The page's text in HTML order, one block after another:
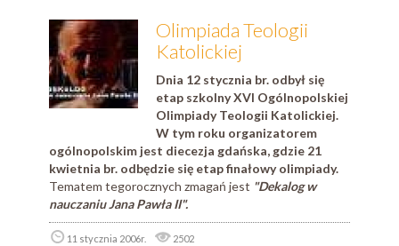
Olimpiada Teologii
Katolickiej
Dnia 12 stycznia br. odbył się
etap szkolny XVI Ogólnopolskiej
Olimpiady Teologii Katolickiej.
W tym roku organizatorem
ogólnopolskim jest diecezja gdańska, gdzie 21
kwietnia br. odbędzie się etap finałowy olimpiady.
Tematem tegorocznych zmagań jest "Dekalog w
nauczaniu Jana Pawła II".
11 stycznia 2006r. 2502